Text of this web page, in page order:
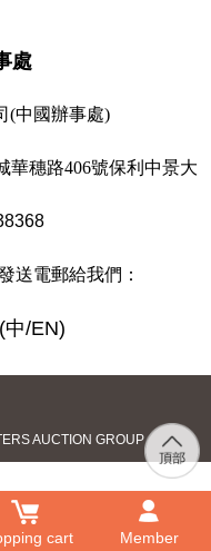
處
(中國辦事處)
華穗路406號保利中景大
送電郵給我們：
/EN)
AUCTION GROUP
cart Member